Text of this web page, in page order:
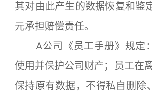
其对由此产生的数据恢复和鉴
元承担赔偿责任。
A公司《员工手册》规定
使用并保护公司财产；员工在
保持原有数据，不得私自删除